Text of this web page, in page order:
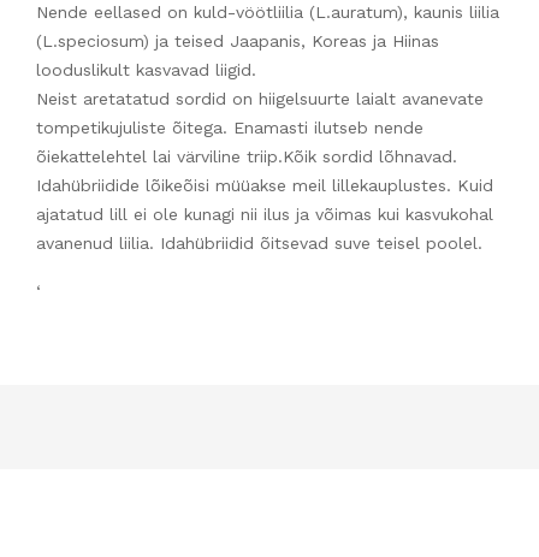
Nende eellased on kuld-vöötliilia (L.auratum), kaunis liilia
(L.speciosum) ja teised Jaapanis, Koreas ja Hiinas
looduslikult kasvavad liigid.
Neist aretatatud sordid on hiigelsuurte laialt avanevate
tompetikujuliste õitega. Enamasti ilutseb nende
õiekattelehtel lai värviline triip.Kõik sordid lõhnavad.
Idahübriidide lõikeõisi müüakse meil lillekauplustes. Kuid
ajatatud lill ei ole kunagi nii ilus ja võimas kui kasvukohal
avanenud liilia. Idahübriidid õitsevad suve teisel poolel.
‘